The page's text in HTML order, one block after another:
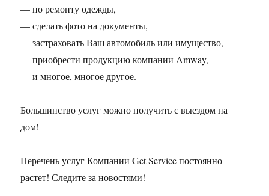
— по ремонту одежды,
— сделать фото на документы,
— застраховать Ваш автомобиль или имущество,
— приобрести продукцию компании Amway,
— и многое, многое другое.
Большинство услуг можно получить с выездом на
дом!
Перечень услуг Компании Get Service постоянно
растет! Следите за новостями!